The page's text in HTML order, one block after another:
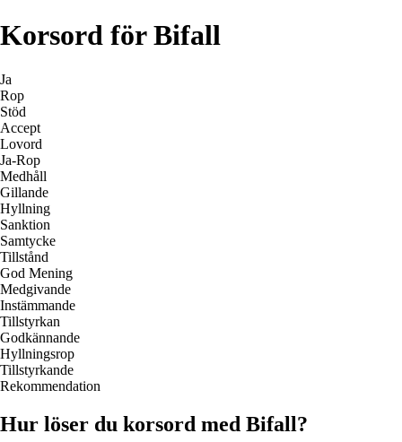
Korsord för Bifall
Ja
Rop
Stöd
Accept
Lovord
Ja-Rop
Medhåll
Gillande
Hyllning
Sanktion
Samtycke
Tillstånd
God Mening
Medgivande
Instämmande
Tillstyrkan
Godkännande
Hyllningsrop
Tillstyrkande
Rekommendation
Hur löser du korsord med Bifall?